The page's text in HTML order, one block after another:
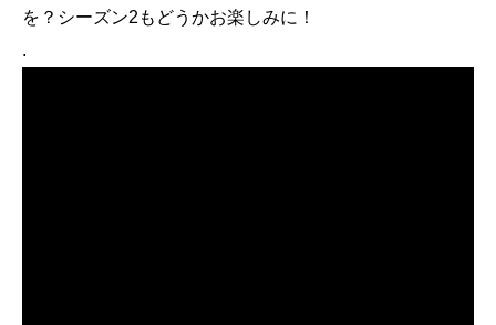
を？シーズン2もどうかお楽しみに！
.